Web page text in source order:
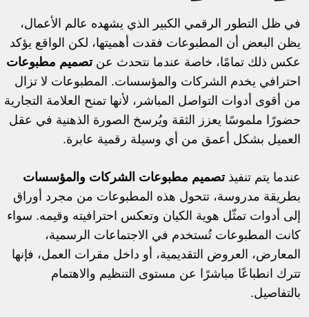
في ظل التطور الرقمي الكبير الذي يشهده عالم الأعمال،
يظن البعض أن المطبوعات فقدت أهميتها، لكن الواقع يؤكد
عكس ذلك تمامًا، خاصة عندما نتحدث عنتصميم مطبوعات
احترافي يخدم الشركات والمؤسسات. المطبوعات لا تزال
من أقوى أدوات التواصل المباشر، لأنها تمنح العلامة التجارية
حضورًا ملموسًا يعزز الثقة ويُرسخ الصورة الذهنية في عقل
العميل بشكل أعمق من أي وسيلة رقمية عابرة.
عندما يتم تنفيذتصميم مطبوعات الشركات والمؤسسات
بطريقة مدروسة، تتحول هذه المطبوعات من مجرد أوراق
إلى أدوات تمثّل هوية الكيان وتعكس احترافيته وقيمه. سواء
كانت المطبوعات تُستخدم في الاجتماعات الرسمية،
المعارض، العروض التقديمية، أو داخل مقرات العمل، فإنها
تترك انطباعًا مباشرًا عن مستوى التنظيم والاهتمام
بالتفاصيل.